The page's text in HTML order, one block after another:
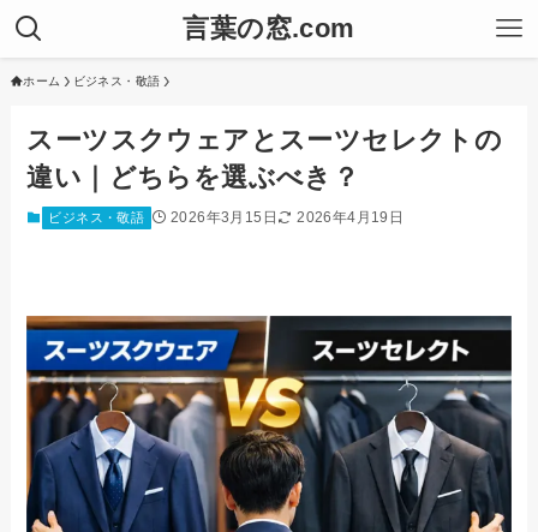
言葉の窓.com
ホーム ビジネス・敬語
スーツスクウェアとスーツセレクトの
違い｜どちらを選ぶべき？
ビジネス・敬語 2026年3月15日 2026年4月19日